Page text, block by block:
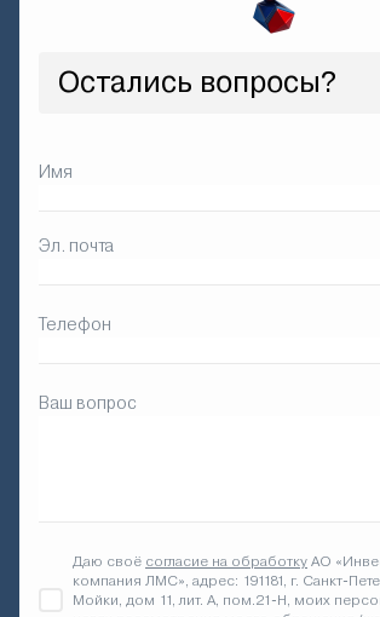
Остались вопросы?
Имя
Эл. почта
Телефон
Ваш вопрос
Даю своё согласие на обработку АО
компания ЛМС», адрес: 191181, г. Санкт-
Мойки, дом 11, лит. А, пом.21-Н, моих